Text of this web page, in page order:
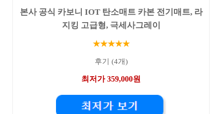
본사 공식 카보니 IOT 탄소매트 카본 전기매트, 라
지킹 고급형, 극세사그레이
★★★★★
후기 (4개)
최저가 359,000원